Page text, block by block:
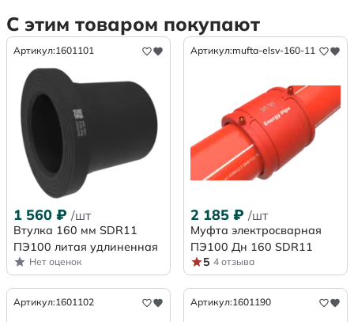
С этим товаром покупают
Артикул:1601101
1 560 ₽ /шт
Втулка 160 мм SDR11
ПЭ100 литая удлиненная
Нет оценок
Артикул:mufta-elsv-160-11
2 185 ₽ /шт
Муфта электросварная
ПЭ100 Дн 160 SDR11
5 4 отзыва
Артикул:1601102 Артикул:1601190